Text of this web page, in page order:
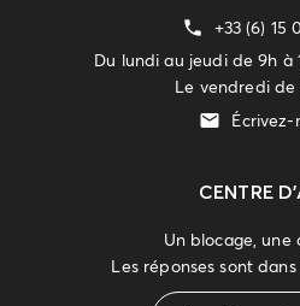
+33 (6) 15
Du lundi au jeudi de 9h à
Le vendredi de
Écrivez-
CENTRE
Un blocage, une
Les réponses sont